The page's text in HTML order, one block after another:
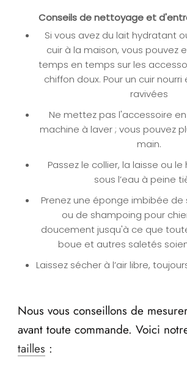
Conseils de nettoyage et
Si vous avez du lait hydratant
cuir à la maison, vous pouvez
temps en temps sur les
chiffon doux. Pour un cuir
ravivées
Ne mettez pas l'accessoire
machine à laver ; vous pouvez
main.
Passez le collier, la laisse ou
sous l’eau à peine
Prenez une éponge imbibée de
ou de shampoing pour
doucement jusqu'à ce que
boue et autres saletés
Laissez sécher à l’air libre,
Nous vous conseillons de
avant toute commande. Voici
tailles :